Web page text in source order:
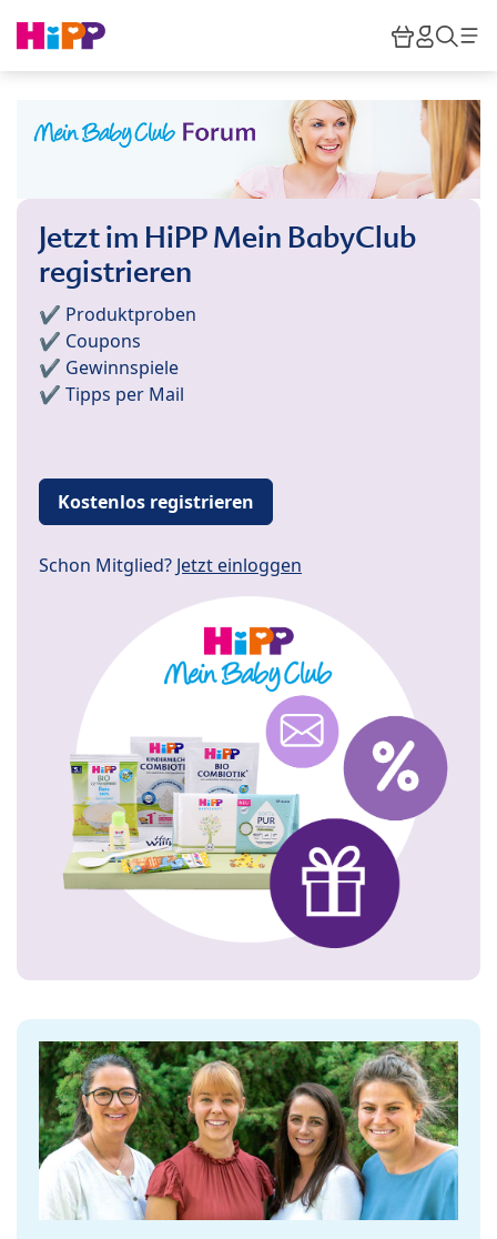
HiPP
Jetzt im HiPP Mein BabyClub
registrieren
✔️ Produktproben
✔️ Coupons
✔️ Gewinnspiele
✔️ Tipps per Mail
Kostenlos registrieren
Schon Mitglied? Jetzt einloggen